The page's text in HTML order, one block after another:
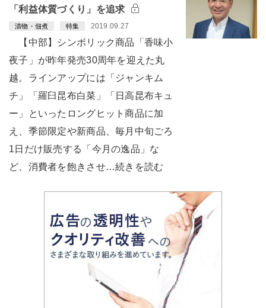
「利益体質づくり」を追求
漬物・佃煮 特集 2019.09.27
【中部】シンボリック商品「香味小
夜子」が昨年発売30周年を迎えた丸
越。ラインアップには「ジャンキム
チ」「羅臼昆布白菜」「日高昆布キュ
ー」といったロングヒット商品に加
え、季節限定や新商品、毎月中旬ごろ
1日だけ販売する「今月の逸品」な
ど、消費者を飽きさせ…続きを読む